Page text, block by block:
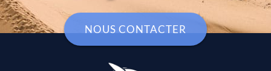
NOUS CONTACTER